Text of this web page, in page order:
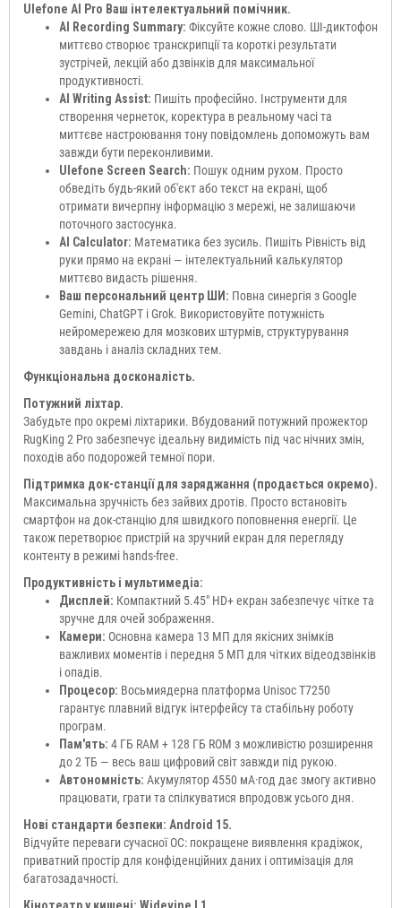
Ulefone AI Pro Ваш інтелектуальний помічник.
AI Recording Summary: Фіксуйте кожне слово. ШІ-диктофон
миттєво створює транскрипції та короткі результати
зустрічей, лекцій або дзвінків для максимальної
продуктивності.
AI Writing Assist: Пишіть професійно. Інструменти для
створення чернеток, коректура в реальному часі та
миттєве настроювання тону повідомлень допоможуть вам
завжди бути переконливими.
Ulefone Screen Search: Пошук одним рухом. Просто
обведіть будь-який об'єкт або текст на екрані, щоб
отримати вичерпну інформацію з мережі, не залишаючи
поточного застосунка.
AI Calculator: Математика без зусиль. Пишіть Рівність від
руки прямо на екрані — інтелектуальний калькулятор
миттєво видасть рішення.
Ваш персональний центр ШИ: Повна синергія з Google
Gemini, ChatGPT і Grok. Використовуйте потужність
нейромережею для мозкових штурмів, структурування
завдань і аналіз складних тем.
Функціональна досконалість.
Потужний ліхтар.
Забудьте про окремі ліхтарики. Вбудований потужний прожектор
RugKing 2 Pro забезпечує ідеальну видимість під час нічних змін,
походів або подорожей темної пори.
Підтримка док-станції для заряджання (продається окремо).
Максимальна зручність без зайвих дротів. Просто встановіть
смартфон на док-станцію для швидкого поповнення енергії. Це
також перетворює пристрій на зручний екран для перегляду
контенту в режимі hands-free.
Продуктивність і мультимедіа:
Дисплей: Компактний 5.45" HD+ екран забезпечує чітке та
зручне для очей зображення.
Камери: Основна камера 13 МП для якісних знімків
важливих моментів і передня 5 МП для чітких відеодзвінків
і опадів.
Процесор: Восьмиядерна платформа Unisoc T7250
гарантує плавний відгук інтерфейсу та стабільну роботу
програм.
Пам'ять: 4 ГБ RAM + 128 ГБ ROM з можливістю розширення
до 2 ТБ — весь ваш цифровий світ завжди під рукою.
Автономність: Акумулятор 4550 мА·год дає змогу активно
працювати, грати та спілкуватися впродовж усього дня.
Нові стандарти безпеки: Android 15.
Відчуйте переваги сучасної ОС: покращене виявлення крадіжок,
приватний простір для конфіденційних даних і оптимізація для
багатозадачності.
Кінотеатр у кишені: Widevine L1.